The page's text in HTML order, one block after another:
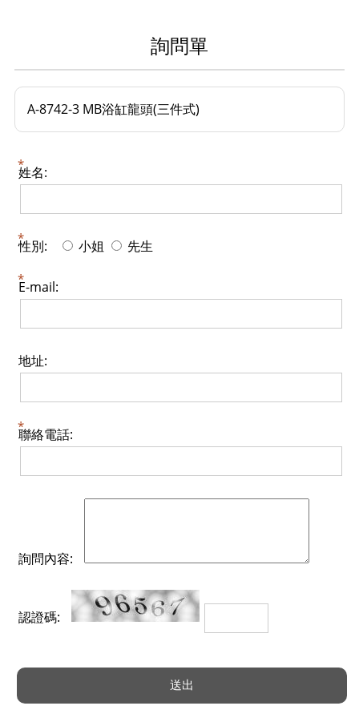
詢問單
A-8742-3 MB浴缸龍頭(三件式)
姓名:
性別: 小姐 先生
E-mail:
地址:
聯絡電話:
詢問內容:
認證碼: